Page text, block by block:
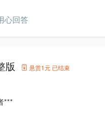
心回答
版 悬赏1元 已结束
***